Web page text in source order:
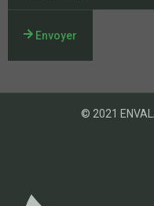
Envoyer
© 2021